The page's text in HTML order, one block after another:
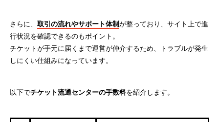
さらに、 取引の流れやサポート体制が整っており、サイト上で進
行状況を確認できるのもポイント。
チケットが手元に届くまで運営が仲介するため、トラブルが発生
しにくい仕組みになっています。
以下でチケット流通センターの手数料を紹介します。